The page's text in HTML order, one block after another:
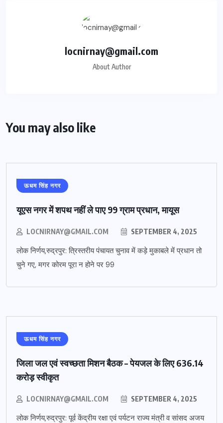
locnirnay@gmail.com
About Author
You may also like
ऊधम सिंह नगर
यूएस नगर में शपथ नहीं ले पाए 99 ग्राम प्रधान, मायूस
LOCNIRNAY@GMAIL.COM SEPTEMBER 4, 2025
लोक निर्णय,रुद्रपुर: त्रिस्तरीय पंचायत चुनाव में कड़े मुकाबले में प्रधान तो
चुने गए, मगर कोरम पूरा न होने पर 99
ऊधम सिंह नगर
जिला जल एवं स्वच्छता मिशन बैठक – पेयजल के लिए 636.14
करोड़ स्वीकृत
LOCNIRNAY@GMAIL.COM SEPTEMBER 4, 2025
लोक निर्णय,रुद्रपुर: पूर्व केंद्रीय रक्षा एवं पर्यटन राज्य मंत्री व सांसद अजय